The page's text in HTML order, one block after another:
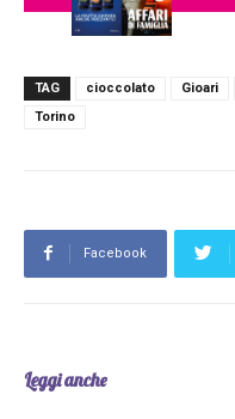
TAG cioccolato Gioari
Torino
Facebook
Leggi anche